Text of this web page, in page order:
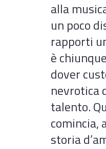
alla
un poco
rapporti
è
dover
nevrotica
talento.
comincia,
storia